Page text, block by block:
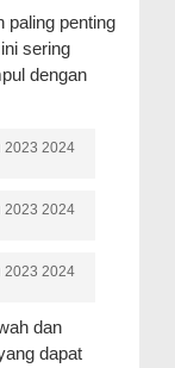
paling penting
sering
dengan
2023 2024
2023 2024
2023 2024
dan
dapat